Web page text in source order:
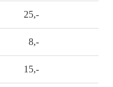
25,-
8,-
15,-